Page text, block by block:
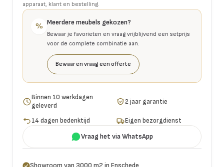
apparaat, klant en bestelling.
% Meerdere meubels gekozen?
Bewaar je favorieten en vraag vrijblijvend een setprijs
voor de complete combinatie aan.
Bewaar en vraag een offerte
Binnen 10 werkdagen
geleverd
2 jaar garantie
14 dagen bedenktijd Eigen bezorgdienst
Vraag het via WhatsApp